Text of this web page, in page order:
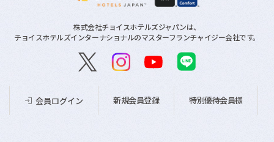
株式会社チョイスホテルズジャパンは、
チョイスホテルズインターナショナルのマスターフランチャイジー会社です。
会員ログイン 新規会員登録 特別優待会員様